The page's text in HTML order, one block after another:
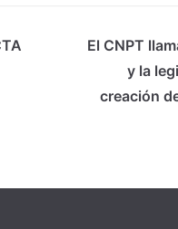
El CNPT
y la
creación